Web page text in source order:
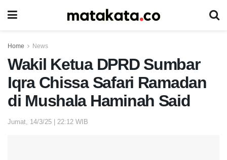
Home News
Wakil Ketua DPRD Sumbar
Iqra Chissa Safari Ramadan
di Mushala Haminah Said
Jumat, 14/3/25 | 22:12 WIB